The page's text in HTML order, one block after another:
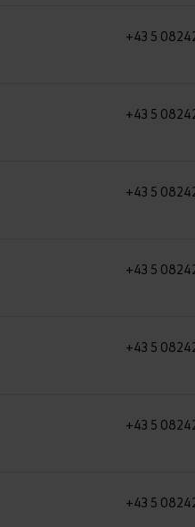
+43 5
+43 5
+43 5
+43 5
+43 5
+43 5
+43 5